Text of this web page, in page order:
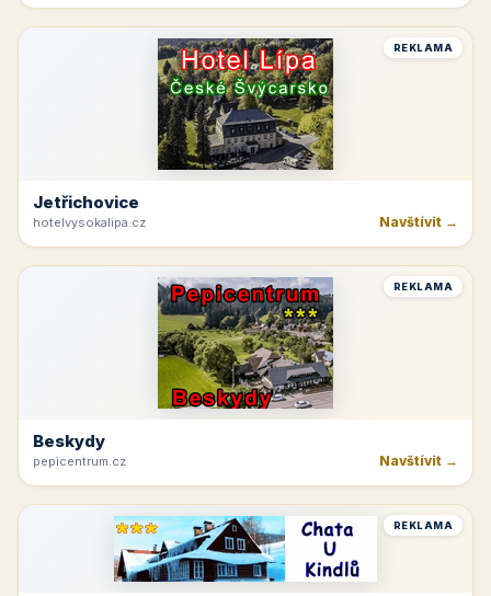
REKLAMA
Jetřichovice
hotelvysokalipa.cz Navštívit →
REKLAMA
Beskydy
pepicentrum.cz Navštívit →
REKLAMA